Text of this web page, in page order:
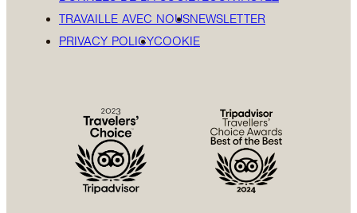
TRAVAILLE AVEC NOUSNEWSLETTER
PRIVACY POLICYCOOKIE